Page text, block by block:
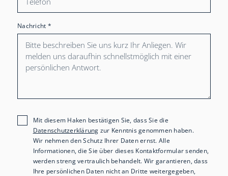
Nachricht *
Mit diesem Haken bestätigen Sie, dass Sie die
Datenschutzerklärung zur Kenntnis genommen haben.
Wir nehmen den Schutz Ihrer Daten ernst. Alle
Informationen, die Sie über dieses Kontaktformular senden,
werden streng vertraulich behandelt. Wir garantieren, dass
Ihre persönlichen Daten nicht an Dritte weitergegeben,